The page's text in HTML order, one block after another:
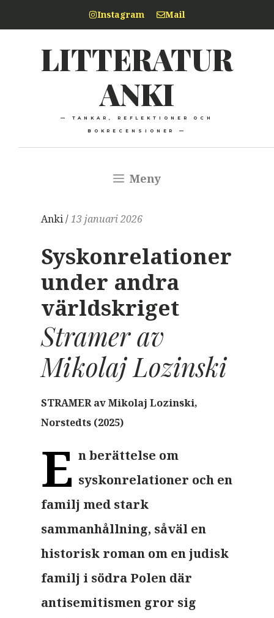
till
Instagram Mail
LITTERATUR
ANKI
— TANKAR, REFLEKTIONER OCH
BOKRECENSIONER —
Meny
Anki /13 januari 2026
Syskonrelationer
under andra
världskriget
Stramer av
Mikolaj Lozinski
STRAMER av Mikolaj Lozinski,
Norstedts (2025)
E n berättelse om
syskonrelationer och en
familj med stark
sammanhållning, såväl en
historisk roman om en judisk
familj i södra Polen där
antisemitismen gror sig